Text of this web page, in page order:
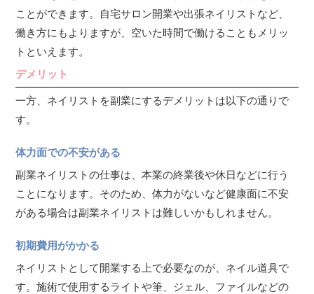
ことができます。自宅サロン開業や出張ネイリストなど、
働き方にもよりますが、空いた時間で働けることもメリッ
トといえます。
デメリット
一方、ネイリストを副業にするデメリットは以下の通りで
す。
体力面での不安がある
副業ネイリストの仕事は、本業の終業後や休日などに行う
ことになります。そのため、体力がないなど健康面に不安
がある場合は副業ネイリストは難しいかもしれません。
初期費用がかかる
ネイリストとして開業する上で必要なのが、ネイル道具で
す。施術で使用するライトや筆、ジェル、ファイルなどの